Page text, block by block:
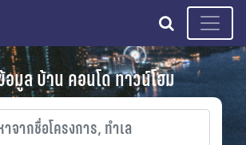
search
มูล บ้าน คอนโด ทาวน์โฮม
ชื่อโครงการ, ทำเล